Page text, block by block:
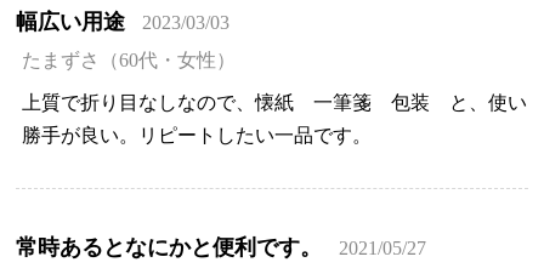
幅広い用途
2023/03/03
たまずさ（60代・女性）
上質で折り目なしなので、懐紙 一筆箋 包装 と、使い
勝手が良い。リピートしたい一品です。
常時あるとなにかと便利です。
2021/05/27